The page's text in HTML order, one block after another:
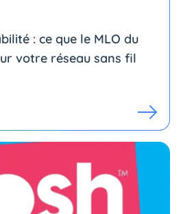
: ce que le MLO du
votre réseau sans fil